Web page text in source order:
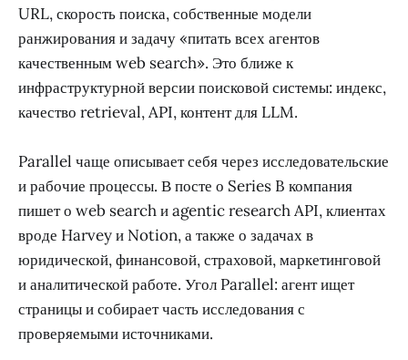
URL, скорость поиска, собственные модели
ранжирования и задачу «питать всех агентов
качественным web search». Это ближе к
инфраструктурной версии поисковой системы: индекс,
качество retrieval, API, контент для LLM.
Parallel чаще описывает себя через исследовательские
и рабочие процессы. В посте о Series B компания
пишет о web search и agentic research API, клиентах
вроде Harvey и Notion, а также о задачах в
юридической, финансовой, страховой, маркетинговой
и аналитической работе. Угол Parallel: агент ищет
страницы и собирает часть исследования с
проверяемыми источниками.